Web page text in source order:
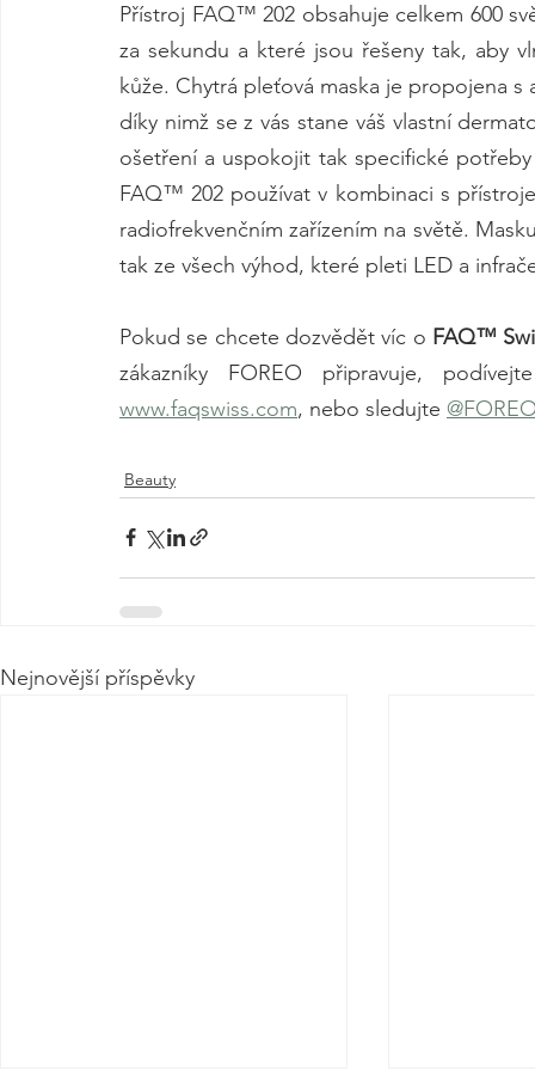
Přístroj FAQ™ 202 obsahuje celkem 600
za sekundu a které jsou řešeny tak, aby
kůže. Chytrá pleťová maska je propojena
díky nimž se z vás stane váš vlastní
ošetření a uspokojit tak specifické
FAQ™ 202 používat v kombinaci s
radiofrekvenčním zařízením na světě.
tak ze všech výhod, které pleti LED a
Pokud se chcete dozvědět víc o FAQ™
zákazníky FOREO připravuje,
www.faqswiss.com, nebo sledujte
Beauty
Nejnovější příspěvky